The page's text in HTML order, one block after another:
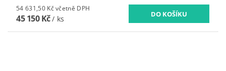
54 631,50 Kč včetně DPH
45 150 Kč/ ks